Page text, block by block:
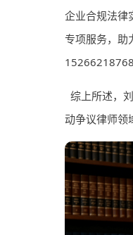
企业合规法律
专项服务，
15266218768
综上所述，
动争议律师领